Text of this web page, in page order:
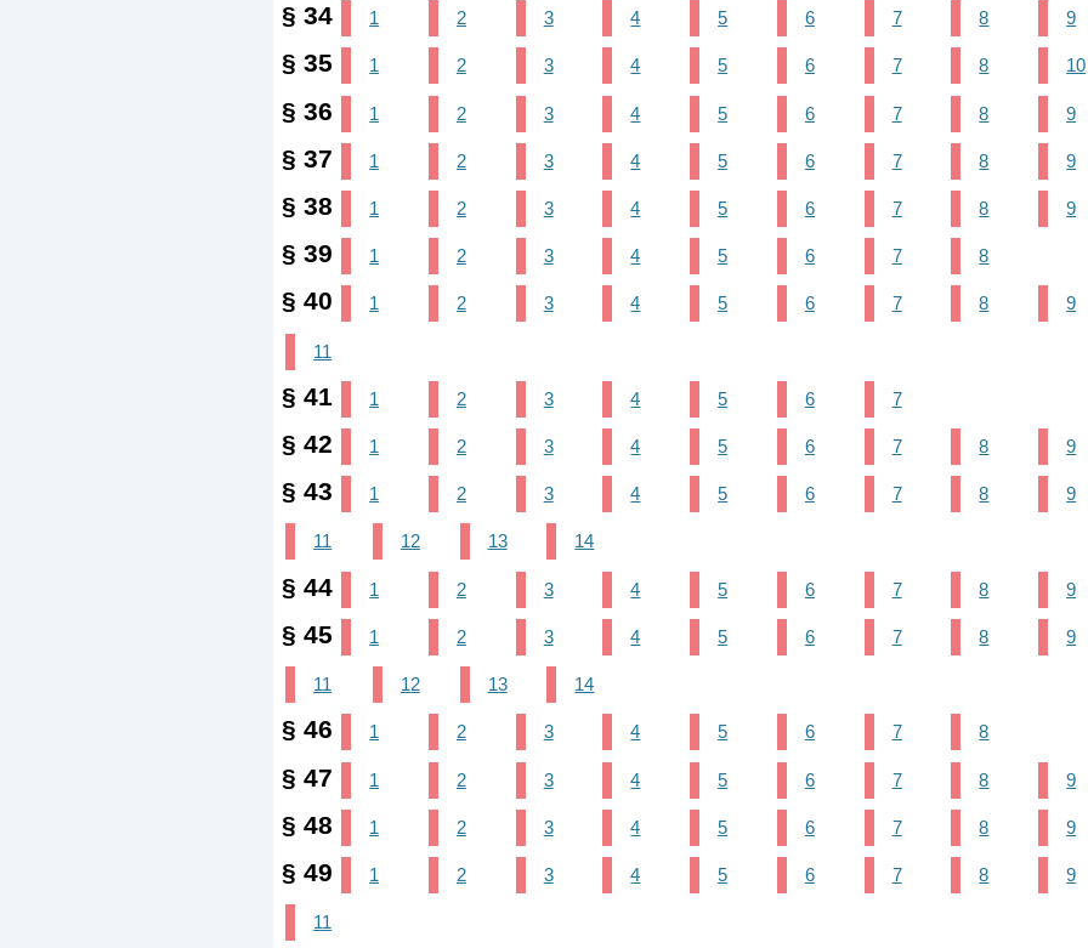
§ 34 1 2 3 4 5 6 7 8 9
§ 35 1 2 3 4 5 6 7 8 10
§ 36 1 2 3 4 5 6 7 8 9
§ 37 1 2 3 4 5 6 7 8 9
§ 38 1 2 3 4 5 6 7 8 9
§ 39 1 2 3 4 5 6 7 8
§ 40 1 2 3 4 5 6 7 8 9
11
§ 41 1 2 3 4 5 6 7
§ 42 1 2 3 4 5 6 7 8 9
§ 43 1 2 3 4 5 6 7 8 9
11 12 13 14
§ 44 1 2 3 4 5 6 7 8 9
§ 45 1 2 3 4 5 6 7 8 9
11 12 13 14
§ 46 1 2 3 4 5 6 7 8
§ 47 1 2 3 4 5 6 7 8 9
§ 48 1 2 3 4 5 6 7 8 9
§ 49 1 2 3 4 5 6 7 8 9
11